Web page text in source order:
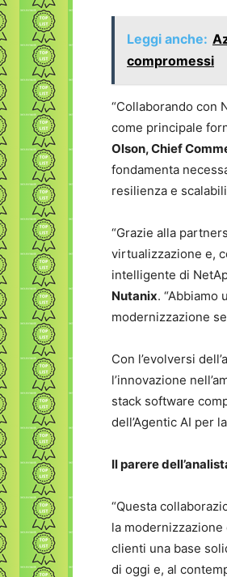
Leggi anche:
compromessi
“Collaborando con
come principale
Olson, Chief
fondamenta
resilienza e
“Grazie alla
virtualizzazione e,
intelligente di
Nutanix.
modernizzazione
Con l’evolversi
l’innovazione
stack software
dell’Agentic AI per
Il parere
“Questa
la
clienti una base
di oggi e, al